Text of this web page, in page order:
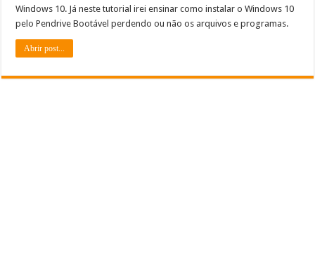
Windows 10. Já neste tutorial irei ensinar como instalar o Windows 10
pelo Pendrive Bootável perdendo ou não os arquivos e programas.
Abrir post...